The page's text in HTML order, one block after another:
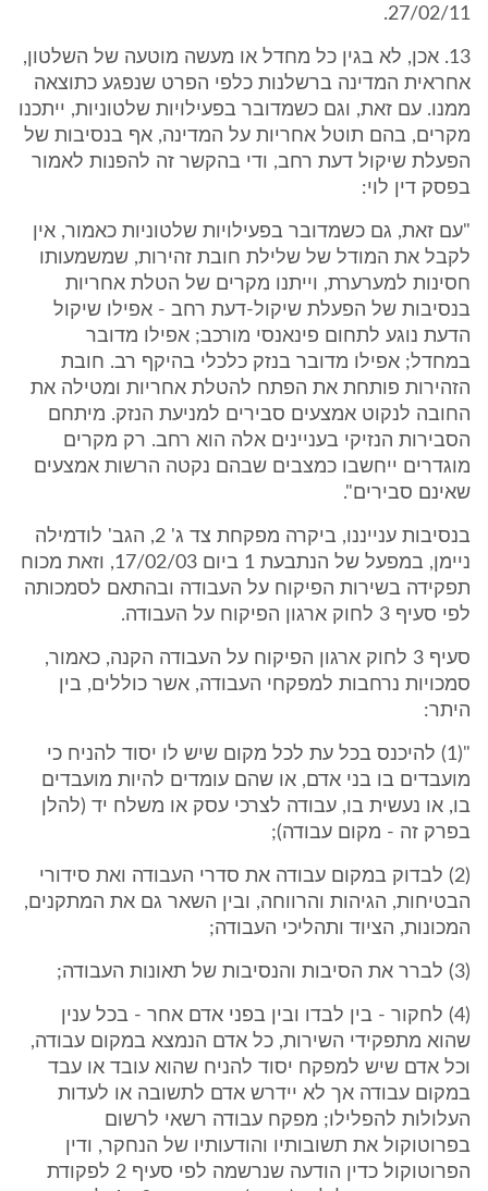
27/02/11.
13. אכן, לא בגין כל מחדל או מעשה מוטעה של השלטון,
אחראית המדינה ברשלנות כלפי הפרט שנפגע כתוצאה
ממנו. עם זאת, וגם כשמדובר בפעילויות שלטוניות, ייתכנו
מקרים, בהם תוטל אחריות על המדינה, אף בנסיבות של
הפעלת שיקול דעת רחב, ודי בהקשר זה להפנות לאמור
בפסק דין לוי:
"עם זאת, גם כשמדובר בפעילויות שלטוניות כאמור, אין
לקבל את המודל של שלילת חובת זהירות, שמשמעותו
חסינות למערערת, וייתנו מקרים של הטלת אחריות
בנסיבות של הפעלת שיקול-דעת רחב - אפילו שיקול
הדעת נוגע לתחום פינאנסי מורכב; אפילו מדובר
במחדל; אפילו מדובר בנזק כלכלי בהיקף רב. חובת
הזהירות פותחת את הפתח להטלת אחריות ומטילה את
החובה לנקוט אמצעים סבירים למניעת הנזק. מיתחם
הסבירות הנזיקי בעניינים אלה הוא רחב. רק מקרים
מוגדרים ייחשבו כמצבים שבהם נקטה הרשות אמצעים
שאינם סבירים".
בנסיבות ענייננו, ביקרה מפקחת צד ג' 2, הגב' לודמילה
ניימן, במפעל של הנתבעת 1 ביום 17/02/03, וזאת מכוח
תפקידה בשירות הפיקוח על העבודה ובהתאם לסמכותה
לפי סעיף 3 לחוק ארגון הפיקוח על העבודה.
סעיף 3 לחוק ארגון הפיקוח על העבודה הקנה, כאמור,
סמכויות נרחבות למפקחי העבודה, אשר כוללים, בין
היתר:
"(1) להיכנס בכל עת לכל מקום שיש לו יסוד להניח כי
מועבדים בו בני אדם, או שהם עומדים להיות מועבדים
בו, או נעשית בו, עבודה לצרכי עסק או משלח יד (להלן
בפרק זה - מקום עבודה);
(2) לבדוק במקום עבודה את סדרי העבודה ואת סידורי
הבטיחות, הגיהות והרווחה, ובין השאר גם את המתקנים,
המכונות, הציוד ותהליכי העבודה;
(3) לברר את הסיבות והנסיבות של תאונות העבודה;
(4) לחקור - בין לבדו ובין בפני אדם אחר - בכל ענין
שהוא מתפקידי השירות, כל אדם הנמצא במקום עבודה,
וכל אדם שיש למפקח יסוד להניח שהוא עובד או עבד
במקום עבודה אך לא יידרש אדם לתשובה או לעדות
העלולות להפלילו; מפקח עבודה רשאי לרשום
בפרוטוקול את תשובותיו והודעותיו של הנחקר, ודין
הפרוטוקול כדין הודעה שנרשמה לפי סעיף 2 לפקודת